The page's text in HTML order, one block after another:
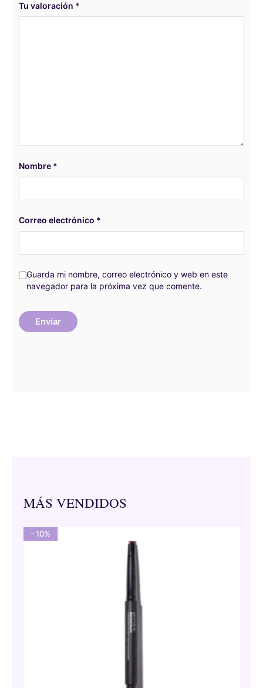
Tu valoración *
Nombre *
Correo electrónico *
Guarda mi nombre, correo electrónico y web en este
navegador para la próxima vez que comente.
MÁS VENDIDOS
- 10%